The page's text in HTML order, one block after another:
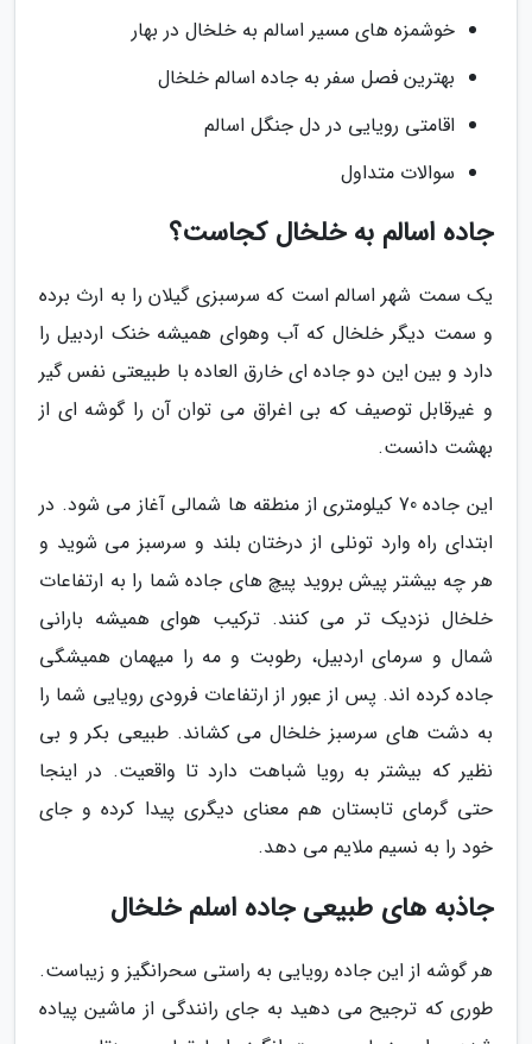
خوشمزه های مسیر اسالم به خلخال در بهار
بهترین فصل سفر به جاده اسالم خلخال
اقامتی رویایی در دل جنگل اسالم
سوالات متداول
جاده اسالم به خلخال کجاست؟
یک سمت شهر اسالم است که سرسبزی گیلان را به ارث برده
و سمت دیگر خلخال که آب وهوای همیشه خنک اردبیل را
دارد و بین این دو جاده ای خارق العاده با طبیعتی نفس گیر
و غیرقابل توصیف که بی اغراق می توان آن را گوشه ای از
بهشت دانست.
این جاده 70 کیلومتری از منطقه ها شمالی آغاز می شود. در
ابتدای راه وارد تونلی از درختان بلند و سرسبز می شوید و
هر چه بیشتر پیش بروید پیچ های جاده شما را به ارتفاعات
خلخال نزدیک تر می کنند. ترکیب هوای همیشه بارانی
شمال و سرمای اردبیل، رطوبت و مه را میهمان همیشگی
جاده کرده اند. پس از عبور از ارتفاعات فرودی رویایی شما را
به دشت های سرسبز خلخال می کشاند. طبیعی بکر و بی
نظیر که بیشتر به رویا شباهت دارد تا واقعیت. در اینجا
حتی گرمای تابستان هم معنای دیگری پیدا کرده و جای
خود را به نسیم ملایم می دهد.
جاذبه های طبیعی جاده اسلم خلخال
هر گوشه از این جاده رویایی به راستی سحرانگیز و زیباست.
طوری که ترجیح می دهید به جای رانندگی از ماشین پیاده